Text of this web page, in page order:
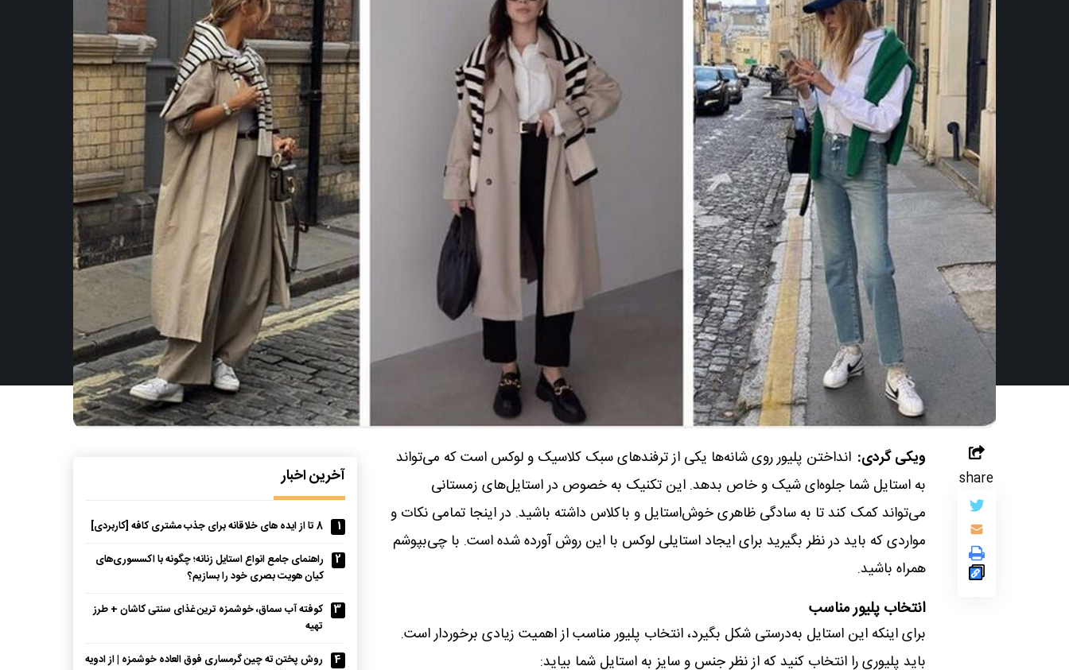
ویکی گردی: انداختن پلیور روی شانه‌ها یکی از ترفندهای سبک کلاسیک و لوکس است که می‌تواند
به استایل شما جلوه‌ای شیک و خاص بدهد. این تکنیک به خصوص در استایل‌های زمستانی
می‌تواند کمک کند تا به سادگی ظاهری خوش‌استایل و باکلاس داشته باشید. در اینجا تمامی نکات و
مواردی که باید در نظر بگیرید برای ایجاد استایلی لوکس با این روش آورده شده است. با چی‌بپوشم
همراه باشید.
انتخاب پلیور مناسب
برای اینکه این استایل به‌درستی شکل بگیرد، انتخاب پلیور مناسب از اهمیت زیادی برخوردار است.
باید پلیوری را انتخاب کنید که از نظر جنس و سایز به استایل شما بیاید:
آخرین اخبار
1
8 تا از ایده های خلاقانه برای جذب مشتری کافه [کاربردی]
2
راهنمای جامع انواع استایل زنانه؛ چگونه با اکسسوری‌های
کیان هویت بصری خود را بسازیم؟
3
کوفته آب سماق، خوشمزه ترین غذای سنتی کاشان + طرز
تهیه
4
روش پختن ته چین گرمساری فوق العاده خوشمزه | از ادویه
share